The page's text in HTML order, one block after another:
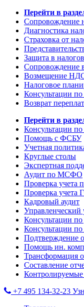
Перейти в
Сопровождение
Диагностика
Страховка от
Защита в
Возмещение
Налоговое
Консультации
Возврат
Перейти в
Консультации
Помощь с ФСБУ
Учетная
Круглые столы
Экспертная
Аудит по МСФО
Проверка учета
Проверка учета
Кадровый аудит
Управленческий
Консультации
Консультации
Подтверждение
Помощь ин.
Трансформация
Составление
+7 495 134-32-23